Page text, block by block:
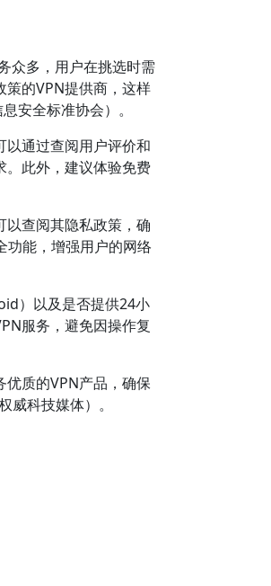
众多，用户在挑选时需
的VPN提供商，这样
安全标准协会）。
以通过查阅用户评价和
。此外，建议体验免费
查阅其隐私政策，确
功能，增强用户的网络
）以及是否提供24小
服务，避免因操作复
质的VPN产品，确保
科技媒体）。